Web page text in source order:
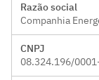
Razão social
Companhia
CNPJ
08.324.196/